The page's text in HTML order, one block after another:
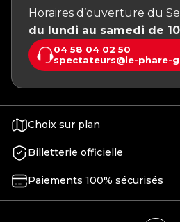
Horaires d’ouverture du
du lundi au samedi de
04 58 04 02 50
spectateurs@le-phare-
Choix sur plan
Billetterie officielle
Paiements 100% sécurisés